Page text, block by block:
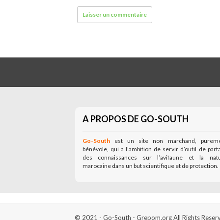
A PROPOS DE GO-SOUTH
Go-South est un site non marchand,
bénévole, qui a l’ambition de servir d’outil de
des connaissances sur l’avifaune et la
marocaine dans un but scientifique et de protection.
© 2021 - Go-South - Grepom.org All Rights